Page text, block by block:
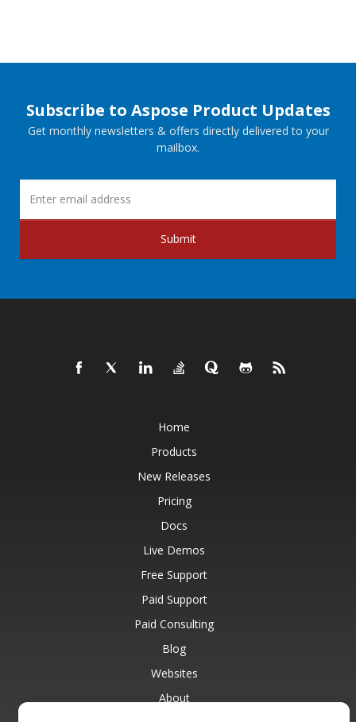
Subscribe to Aspose Product Updates
Get monthly newsletters & offers directly delivered to your
mailbox.
Submit
Home
Products
New Releases
Pricing
Docs
Live Demos
Free Support
Paid Support
Paid Consulting
Blog
Websites
About